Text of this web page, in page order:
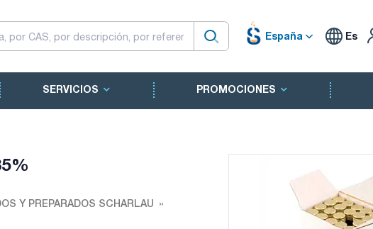
España Es
SERVICIOS PROMOCIONES
Y PREPARADOS SCHARLAU